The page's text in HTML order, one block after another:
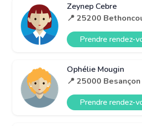
Zeynep Cebre
📍 25200
Prendre rendez-
Ophélie Mougin
📍 25000 Besançon
Prendre rendez-